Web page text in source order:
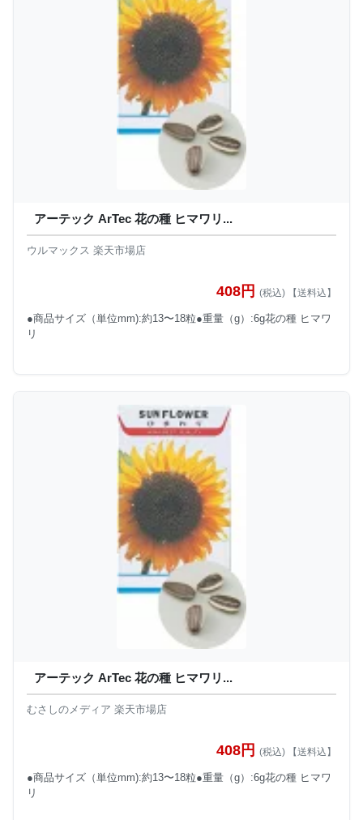
アーテック ArTec 花の種 ヒマワリ...
ウルマックス 楽天市場店
408円 (税込) 【送料込】
●商品サイズ（単位mm):約13〜18粒●重量（g）:6g花の種 ヒマワ
リ
アーテック ArTec 花の種 ヒマワリ...
むさしのメディア 楽天市場店
408円 (税込) 【送料込】
●商品サイズ（単位mm):約13〜18粒●重量（g）:6g花の種 ヒマワ
リ